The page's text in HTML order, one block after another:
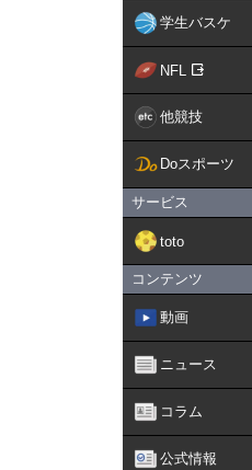
学生バスケ
NFL
他競技
Doスポーツ
サービス
toto
コンテンツ
動画
ニュース
コラム
公式情報